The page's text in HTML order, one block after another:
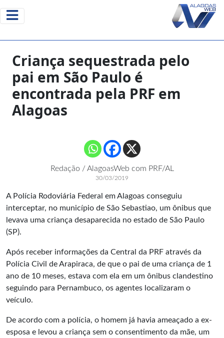
Criança sequestrada pelo
pai em São Paulo é
encontrada pela PRF em
Alagoas
Redação / AlagoasWeb com PRF/AL
30/03/2019
A Polícia Rodoviária Federal em Alagoas conseguiu
interceptar, no município de São Sebastiao, um ônibus que
levava uma criança desaparecida no estado de São Paulo
(SP).
Após receber informações da Central da PRF através da
Polícia Civil de Arapiraca, de que o pai de uma criança de 1
ano de 10 meses, estava com ela em um ônibus clandestino
seguindo para Pernambuco, os agentes localizaram o
veículo.
De acordo com a polícia, o homem já havia ameaçado a ex-
esposa e levou a criança sem o consentimento da mãe, um